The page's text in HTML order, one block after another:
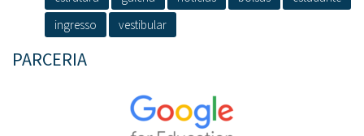
ingresso
vestibular
PARCERIA